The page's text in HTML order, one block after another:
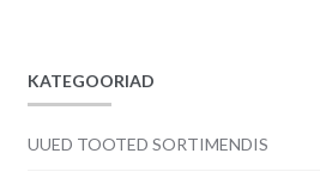
KATEGOORIAD
UUED TOOTED SORTIMENDIS